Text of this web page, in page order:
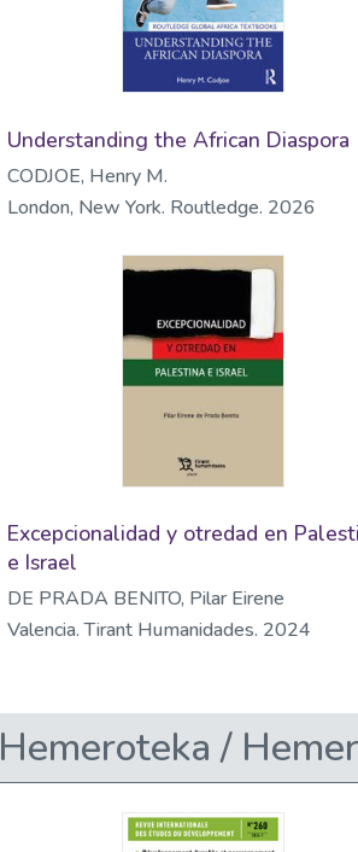
Understanding the African Diaspora
CODJOE, Henry M.
London, New York. Routledge. 2026
Excepcionalidad y otredad en
e Israel
DE PRADA BENITO, Pilar Eirene
Valencia. Tirant Humanidades. 2024
Hemeroteka /